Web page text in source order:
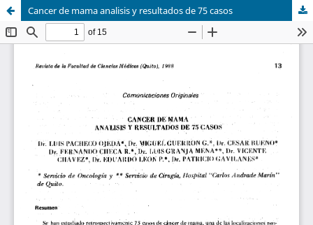
Cancer de mama analisis y resultados de 75 casos